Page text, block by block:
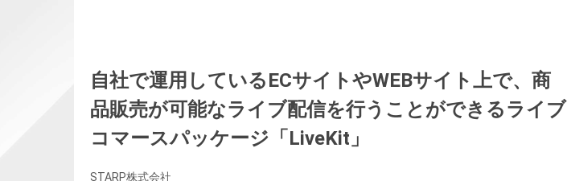
自社で運用しているECサイトやWEBサイト上で、商
品販売が可能なライブ配信を行うことができるライブ
コマースパッケージ「LiveKit」
STARP株式会社